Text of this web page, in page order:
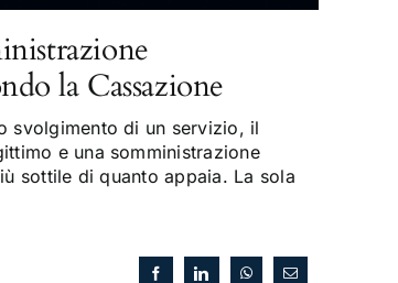
la Cassazione
svolgimento di un servizio, il
e una somministrazione
sottile di quanto appaia. La sola